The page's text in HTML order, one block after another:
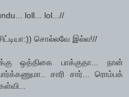
loll... lol...//
சொல்லவே இல்ல!//
ஒத்திகை பாக்குதா... நான்
சாரி சார்... ரொம்பக்